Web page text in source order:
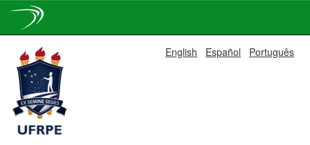
navigation
English Español Português